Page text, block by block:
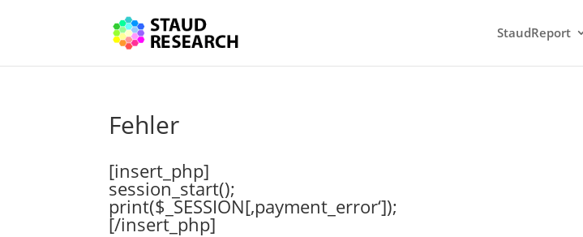
StaudReport
Fehler
[insert_php]
session_start();
print($_SESSION[‚payment_error‘]);
[/insert_php]